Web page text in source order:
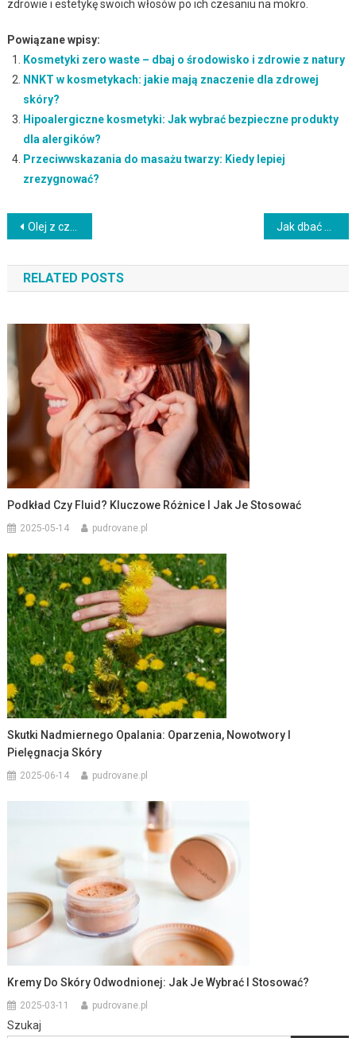
zdrowie i estetykę swoich włosów po ich czesaniu na mokro.
Powiązane wpisy:
Kosmetyki zero waste – dbaj o środowisko i zdrowie z natury
NNKT w kosmetykach: jakie mają znaczenie dla zdrowej
skóry?
Hipoalergiczne kosmetyki: Jak wybrać bezpieczne produkty
dla alergików?
Przeciwwskazania do masażu twarzy: Kiedy lepiej
zrezygnować?
Nawigacja
wpisu
Olej z czarnuszki na włosy – właściwości i korzyści dla pielęgnacji
RELATED POSTS
Podkład Czy Fluid? Kluczowe Różnice I Jak Je Stosować
2025-05-14 pudrovane.pl
Skutki Nadmiernego Opalania: Oparzenia, Nowotwory I
Pielęgnacja Skóry
2025-06-14 pudrovane.pl
Kremy Do Skóry Odwodnionej: Jak Je Wybrać I Stosować?
2025-03-11 pudrovane.pl
Szukaj